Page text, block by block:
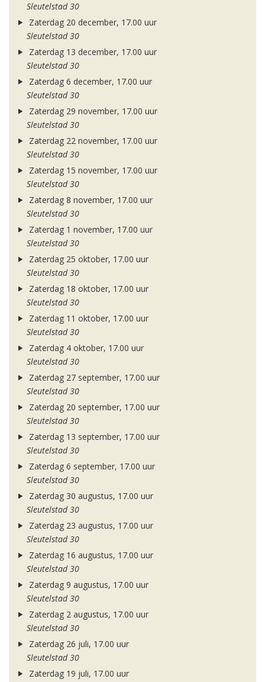
Sleutelstad 30
Zaterdag 20 december, 17.00 uur
Sleutelstad 30
Zaterdag 13 december, 17.00 uur
Sleutelstad 30
Zaterdag 6 december, 17.00 uur
Sleutelstad 30
Zaterdag 29 november, 17.00 uur
Sleutelstad 30
Zaterdag 22 november, 17.00 uur
Sleutelstad 30
Zaterdag 15 november, 17.00 uur
Sleutelstad 30
Zaterdag 8 november, 17.00 uur
Sleutelstad 30
Zaterdag 1 november, 17.00 uur
Sleutelstad 30
Zaterdag 25 oktober, 17.00 uur
Sleutelstad 30
Zaterdag 18 oktober, 17.00 uur
Sleutelstad 30
Zaterdag 11 oktober, 17.00 uur
Sleutelstad 30
Zaterdag 4 oktober, 17.00 uur
Sleutelstad 30
Zaterdag 27 september, 17.00 uur
Sleutelstad 30
Zaterdag 20 september, 17.00 uur
Sleutelstad 30
Zaterdag 13 september, 17.00 uur
Sleutelstad 30
Zaterdag 6 september, 17.00 uur
Sleutelstad 30
Zaterdag 30 augustus, 17.00 uur
Sleutelstad 30
Zaterdag 23 augustus, 17.00 uur
Sleutelstad 30
Zaterdag 16 augustus, 17.00 uur
Sleutelstad 30
Zaterdag 9 augustus, 17.00 uur
Sleutelstad 30
Zaterdag 2 augustus, 17.00 uur
Sleutelstad 30
Zaterdag 26 juli, 17.00 uur
Sleutelstad 30
Zaterdag 19 juli, 17.00 uur